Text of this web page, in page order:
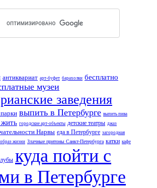
антиквариат арт-буфет барахолки бесплатно
музеи
заведения
выпить в Петербурге выпить пива
жить городские арт-объекты детские театры джаз
Нарвы еда в Петербурге загородная
жизни Злачные притоны Санкт-Петербурга катки кафе
куда пойти с
в Петербурге